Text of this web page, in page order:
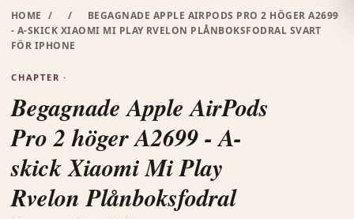
HOME / /
BEGAGNADE APPLE AIRPODS PRO 2 HÖGER A2699
- A-SKICK XIAOMI MI PLAY RVELON PLÅNBOKSFODRAL SVART
FÖR IPHONE
CHAPTER ·
Begagnade Apple AirPods
Pro 2 höger A2699 - A-
skick Xiaomi Mi Play
Rvelon Plånboksfodral